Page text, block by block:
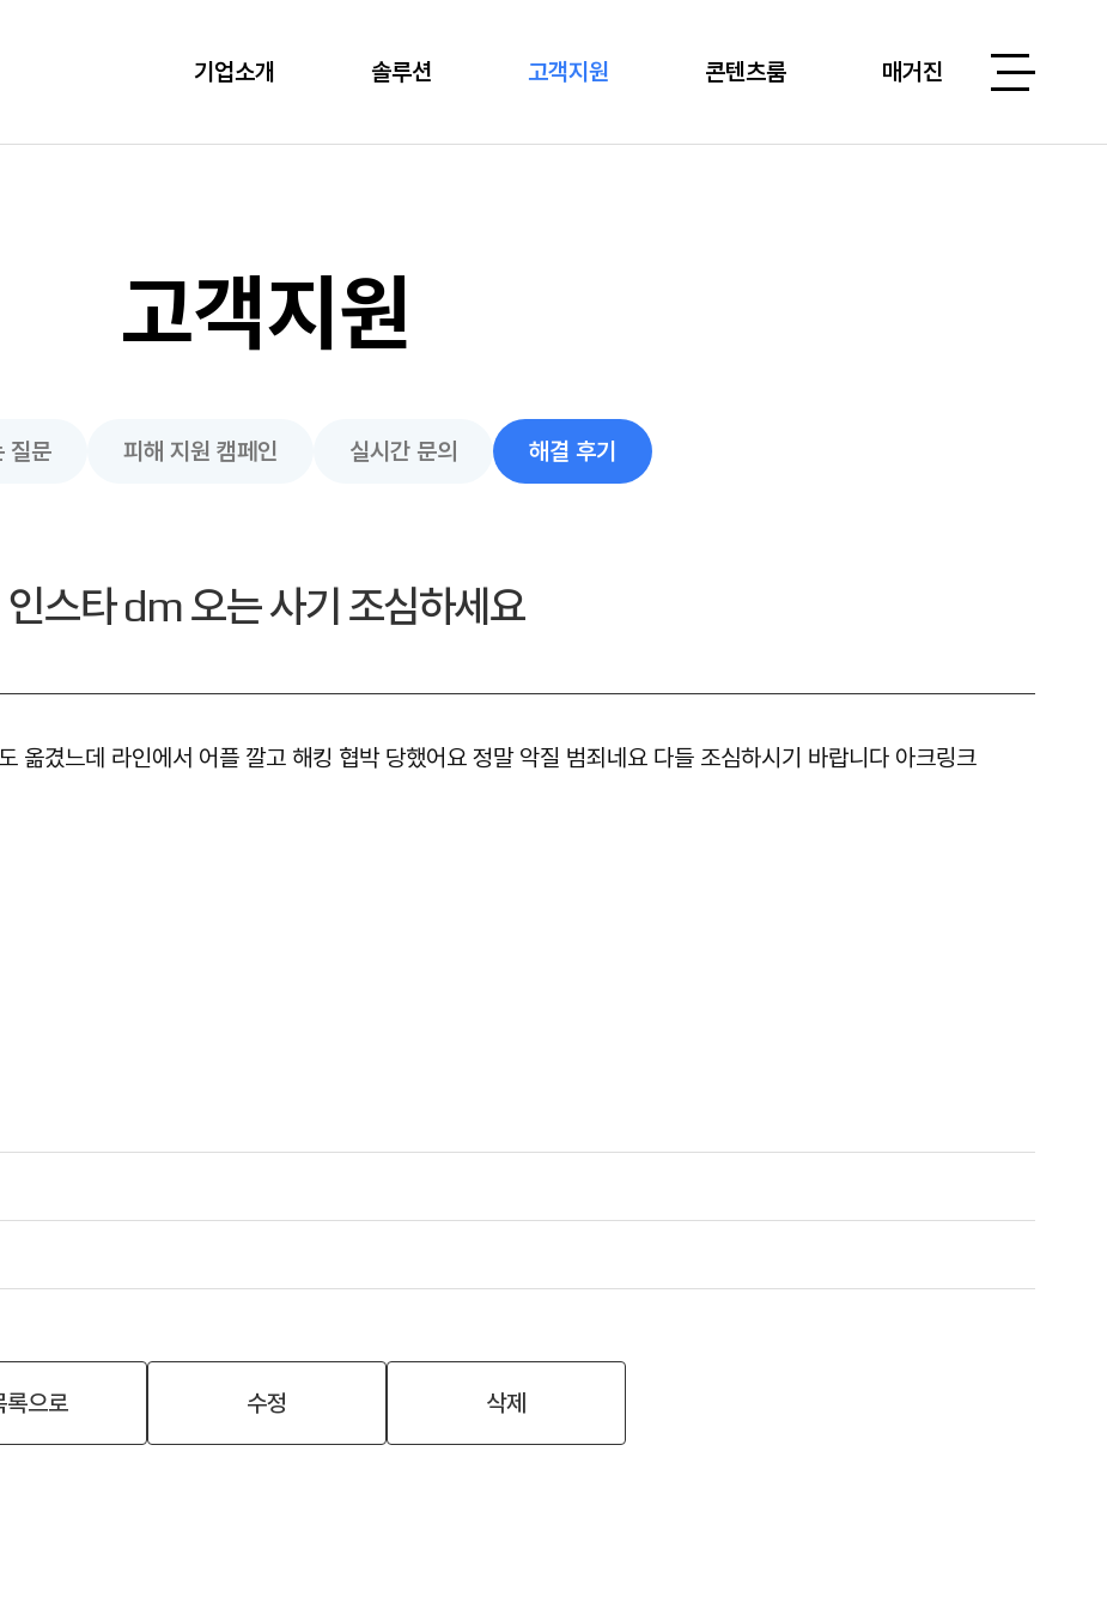
기업소개 솔루션 고객지원 콘텐츠룸 매거진
고객지원
질문 피해 지원 캠페인 실시간 문의 해결 후기
인스타 dm 오는 사기 조심하세요
옮겼느데 라인에서 어플 깔고 해킹 협박 당했어요 정말 악질 범죄네요 다들 조심하시기 바랍니다 아크링크
록으로 수정 삭제